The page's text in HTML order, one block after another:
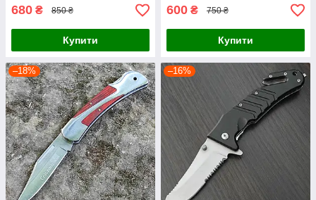
680 ₴ 850 ₴
Купити
600 ₴ 750 ₴
Купити
–18% –16%